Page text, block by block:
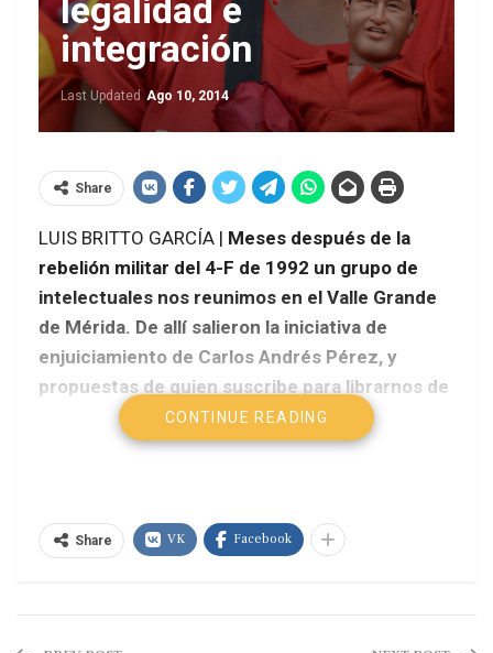
legalidad e
integración
Last Updated Ago 10, 2014
Share
LUIS BRITTO GARCÍA | Meses después de la
rebelión militar del 4-F de 1992 un grupo de
intelectuales nos reunimos en el Valle Grande
de Mérida. De allí salieron la iniciativa de
enjuiciamiento de Carlos Andrés Pérez, y
propuestas de quien suscribe para librarnos de
la esclavitud de la deuda:
CONTINUE READING
Share VK Facebook